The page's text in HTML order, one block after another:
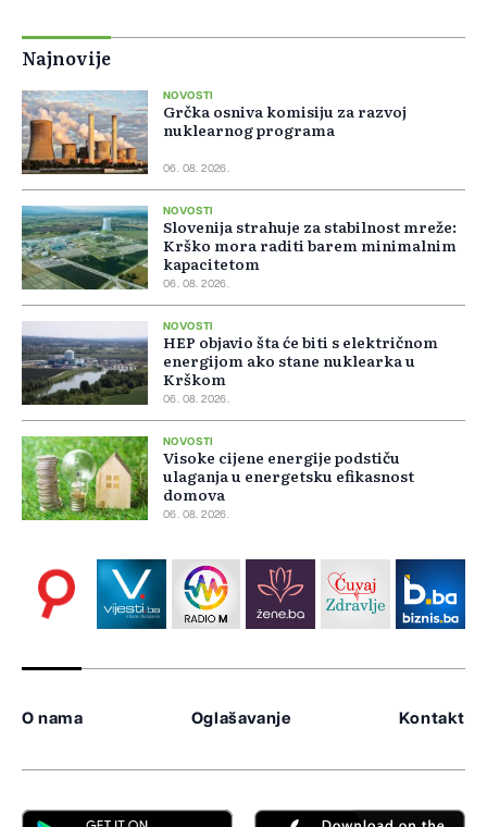
Najnovije
NOVOSTI
Grčka osniva komisiju za razvoj
nuklearnog programa
06. 08. 2026.
NOVOSTI
Slovenija strahuje za stabilnost mreže:
Krško mora raditi barem minimalnim
kapacitetom
06. 08. 2026.
NOVOSTI
HEP objavio šta će biti s električnom
energijom ako stane nuklearka u
Krškom
06. 08. 2026.
NOVOSTI
Visoke cijene energije podstiču
ulaganja u energetsku efikasnost
domova
06. 08. 2026.
O nama Oglašavanje Kontakt